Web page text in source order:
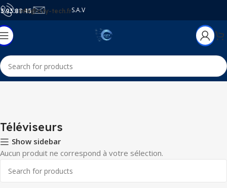
info@city-tech.frS.A.V
Accueil Téléviseurs
Téléviseurs
Show sidebar
Aucun produit ne correspond à votre sélection.